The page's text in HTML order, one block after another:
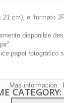
21 cm), el formato
disponible
papel fotográfico
CATEGORY:
Este sitio web
mostrarle
Más información